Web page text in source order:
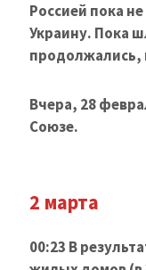
Россией пока
Украину. Пока
продолжались,
Вчера, 28
Союзе.
2 марта
00:23 В